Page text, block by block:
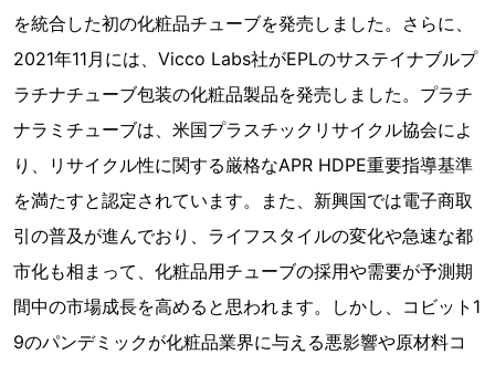
を統合した初の化粧品チューブを発売しました。さらに、
2021年11月には、Vicco Labs社がEPLのサステイナブルプ
ラチナチューブ包装の化粧品製品を発売しました。プラチ
ナラミチューブは、米国プラスチックリサイクル協会によ
り、リサイクル性に関する厳格なAPR HDPE重要指導基準
を満たすと認定されています。また、新興国では電子商取
引の普及が進んでおり、ライフスタイルの変化や急速な都
市化も相まって、化粧品用チューブの採用や需要が予測期
間中の市場成長を高めると思われます。しかし、コビット1
9のパンデミックが化粧品業界に与える悪影響や原材料コ